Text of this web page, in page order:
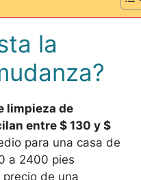
la
limpieza de
entre $ 130 y $
para una casa de
a 2400 pies
de una